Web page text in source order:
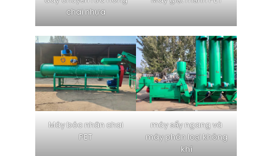
chai nhựa
Máy bóc nhãn chai
PET
máy sấy ngang và
máy phân loại không
khí